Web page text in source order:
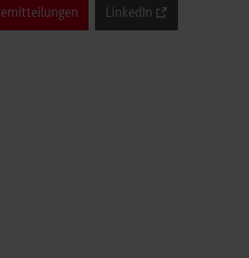
LinkedIn